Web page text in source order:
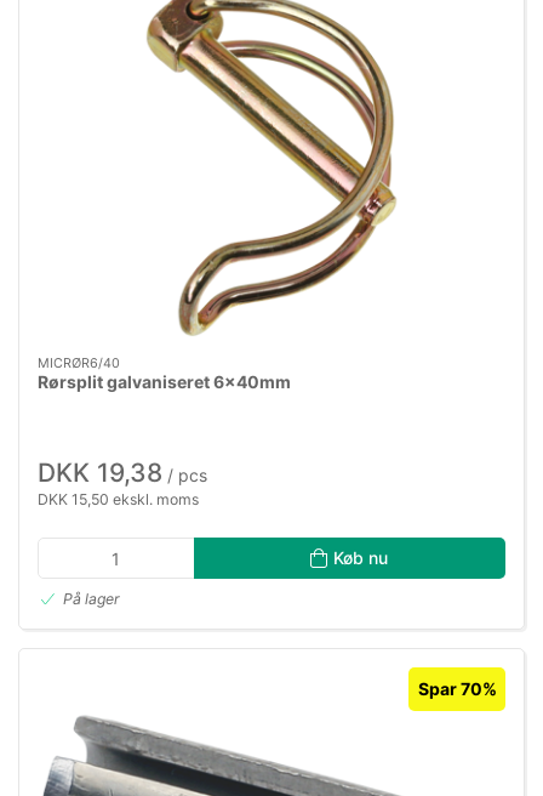
MICRØR6/40
Rørsplit galvaniseret 6×40mm
DKK 19,38 / pcs
DKK 15,50 ekskl. moms
Køb nu
På lager
Spar 70%